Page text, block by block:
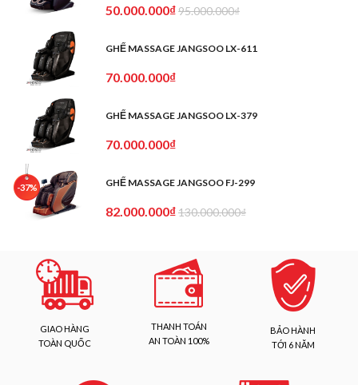
50.000.000₫95.000.000₫
GHẾ MASSAGE JANGSOO LX-611
70.000.000₫
GHẾ MASSAGE JANGSOO LX-379
70.000.000₫
-37% GHẾ MASSAGE JANGSOO FJ-299
82.000.000₫130.000.000₫
GIAO HÀNG
TOÀN QUỐC
THANH TOÁN
AN TOÀN 100%
BẢO HÀNH
TỚI 6 NĂM